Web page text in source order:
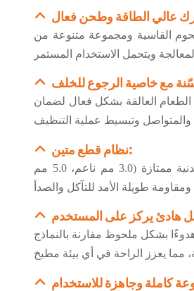
الوحدة بطحن اللحوم القاسية ومجموعة متنوعة من
الطعام العالقة بشكل فعال لضمان
نظام قطع متين:
في جوهرها شفرة من الفولاذ المقاوم للصدأ مقترنة بثلاثة ألواح طحن معدنية ممتازة (3.0 مم ناعم، 5.0 مم
بشكل ملحوظ مقارنة بالنماذج